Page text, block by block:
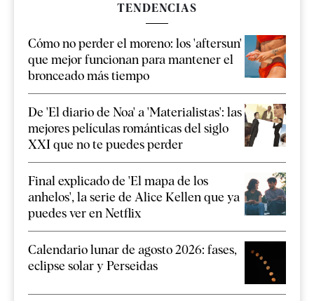
TENDENCIAS
Cómo no perder el moreno: los 'aftersun'
que mejor funcionan para mantener el
bronceado más tiempo
De 'El diario de Noa' a 'Materialistas': las
mejores películas románticas del siglo
XXI que no te puedes perder
Final explicado de 'El mapa de los
anhelos', la serie de Alice Kellen que ya
puedes ver en Netflix
Calendario lunar de agosto 2026: fases,
eclipse solar y Perseidas